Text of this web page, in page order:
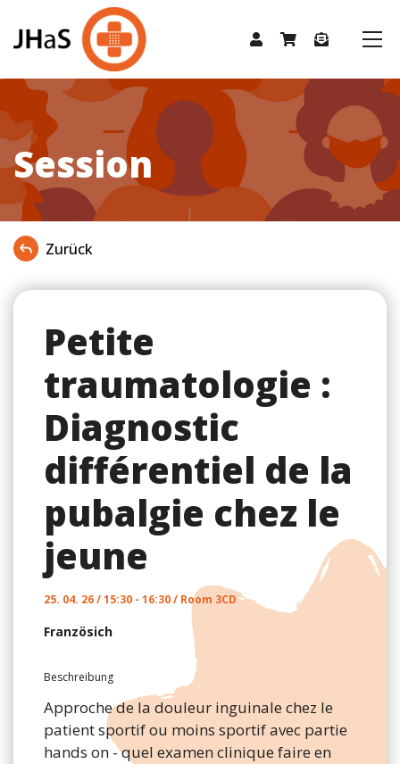
Session
Zurück
Petite
traumatologie :
Diagnostic
différentiel de la
pubalgie chez le
jeune
25. 04. 26 / 15:30 - 16:30 / Room 3CD
Französich
Beschreibung
Approche de la douleur inguinale chez le
patient sportif ou moins sportif avec partie
hands on - quel examen clinique faire en